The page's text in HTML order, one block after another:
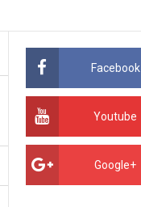
Facebook
Youtube
Google+